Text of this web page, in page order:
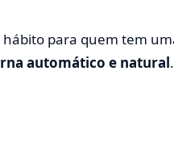
para quem tem
automático e natural.